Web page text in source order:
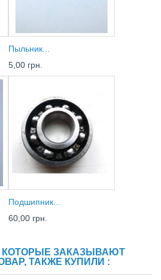
Пыльник...
5,00 грн.
Подшипник...
60,00 грн.
КОТОРЫЕ ЗАКАЗЫВАЮТ
ТАКЖЕ КУПИЛИ :